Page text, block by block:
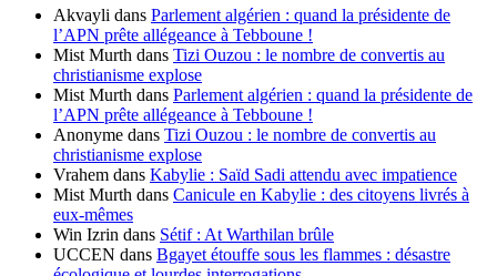
Akvayli dans Parlement algérien : quand la présidente de
l’APN prête allégeance à Tebboune !
Mist Murth dans Tizi Ouzou : le nombre de convertis au
christianisme explose
Mist Murth dans Parlement algérien : quand la présidente de
l’APN prête allégeance à Tebboune !
Anonyme dans Tizi Ouzou : le nombre de convertis au
christianisme explose
Vrahem dans Kabylie : Saïd Sadi attendu avec impatience
Mist Murth dans Canicule en Kabylie : des citoyens livrés à
eux-mêmes
Win Izrin dans Sétif : At Warthilan brûle
UCCEN dans Bgayet étouffe sous les flammes : désastre